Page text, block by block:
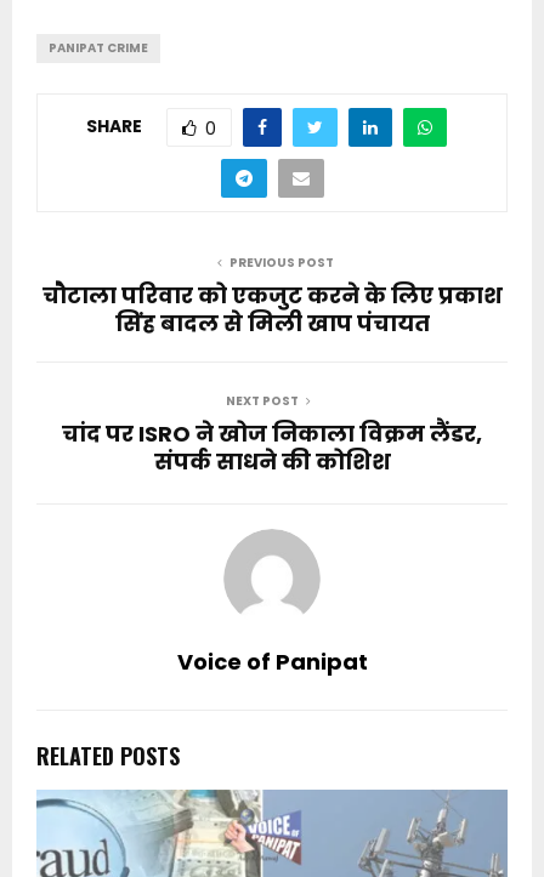
PANIPAT CRIME
SHARE 0
PREVIOUS POST
चौटाला परिवार को एकजुट करने के लिए प्रकाश
सिंह बादल से मिली खाप पंचायत
NEXT POST
चांद पर ISRO ने खोज निकाला विक्रम लैंडर,
संपर्क साधने की कोशिश
Voice of Panipat
RELATED POSTS